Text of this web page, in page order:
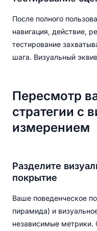
После полного
навигация, действие,
тестирование
шага. Визуальный
Пересмотр
стратегии с
измерением
Разделите
покрытие
Ваше поведенческое
пирамида) и
независимые метрики.